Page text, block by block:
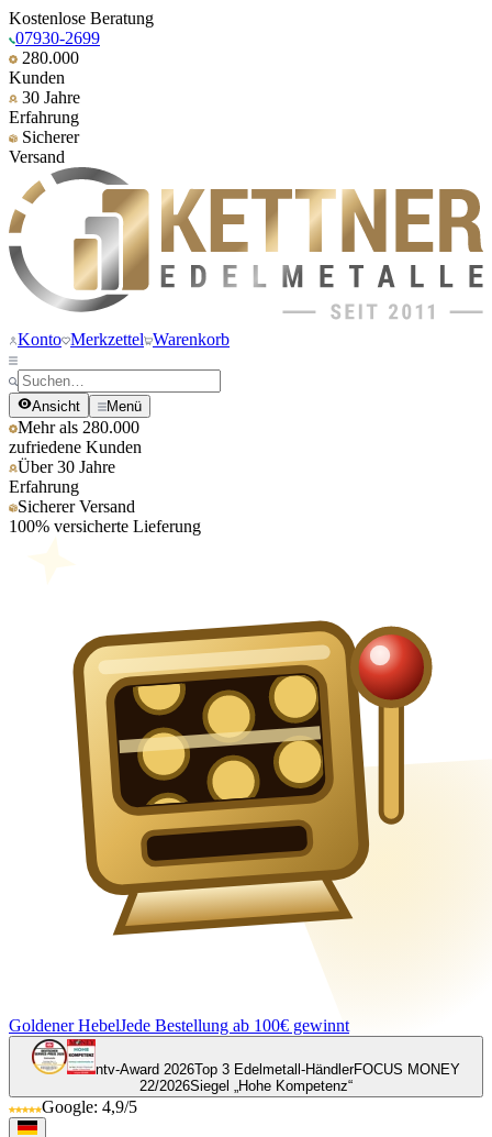
Kostenlose Beratung
07930-2699
280.000
Kunden
30 Jahre
Erfahrung
Sicherer
Versand
Konto Merkzettel Warenkorb
Ansicht Menü
Mehr als 280.000
zufriedene Kunden
Über 30 Jahre
Erfahrung
Sicherer Versand
100% versicherte Lieferung
Goldener HebelJede Bestellung ab 100€ gewinnt
ntv-Award 2026Top 3 Edelmetall-HändlerFOCUS MONEY
22/2026Siegel „Hohe Kompetenz“
Google: 4,9/5